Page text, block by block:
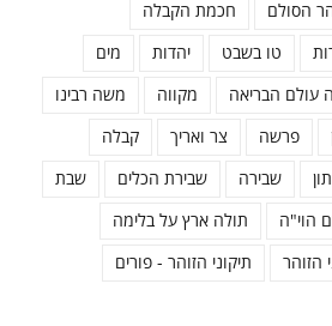
הסולם
חכמת הקבלה
טו בשבט יהדות
מים
עולם הבריאה מקווה
משה רבינו
פרשה צר ואריך
קבלה
שבירה שבירת הכלים
שבת
הוי"ה
תולה ארץ על בלימה
הזוהר תיקוני הזוהר - פורים